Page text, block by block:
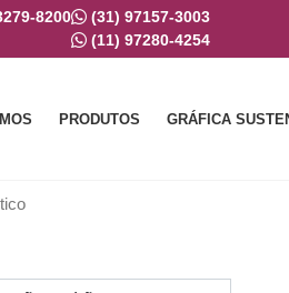
8200
(31) 97157-3003
(11) 97280-4254
PRODUTOS GRÁFICA